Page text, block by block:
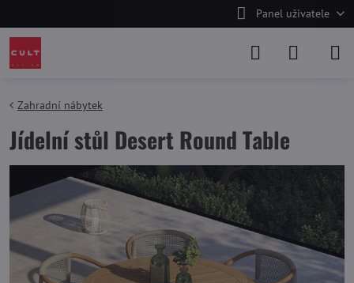
Panel uživatele
Zahradní nábytek
Jídelní stůl Desert Round Table